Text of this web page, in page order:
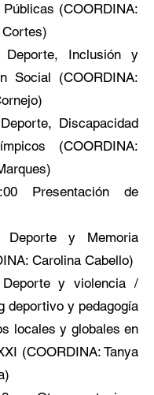
Públicas (COORDINA:
Inclusión y
Social (COORDINA:
Discapacidad
(COORDINA:
Presentación de
y Memoria
Carolina Cabello)
y violencia /
deportivo y pedagogía
locales y globales en
(COORDINA: Tanya